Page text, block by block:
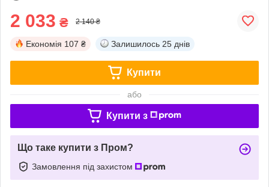
2 033 ₴ 2 140 ₴
Економія 107 ₴ Залишилось 25 днів
Купити
або
Купити з
Що таке купити з Пром?
Замовлення під захистом